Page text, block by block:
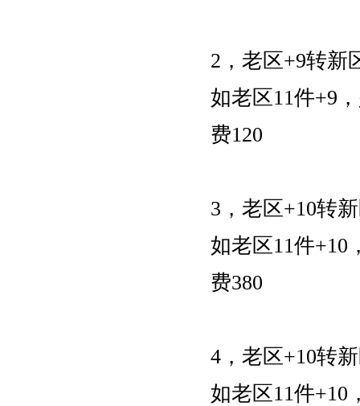
2，老区+9转新
如老区11件+9
费120
3，老区+10转
如老区11件+10
费380
4，老区+10转
如老区11件+10